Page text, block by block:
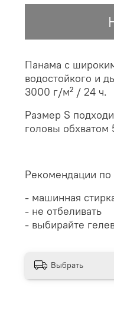
Панама с
водостойкого и
3000 г/м² / 24 ч.
Размер S
головы
Рекомендации по
- машинная
- не отбеливать
- выбирайте
Выбрать